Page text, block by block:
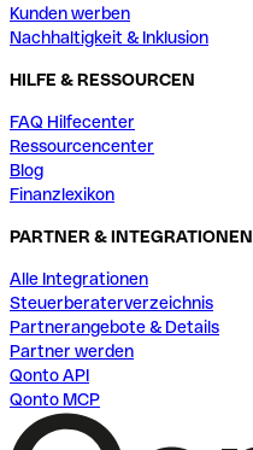
Kunden werben
Nachhaltigkeit & Inklusion
HILFE & RESSOURCEN
FAQ Hilfecenter
Ressourcencenter
Blog
Finanzlexikon
PARTNER & INTEGRATIONEN
Alle Integrationen
Steuerberaterverzeichnis
Partnerangebote & Details
Partner werden
Qonto API
Qonto MCP